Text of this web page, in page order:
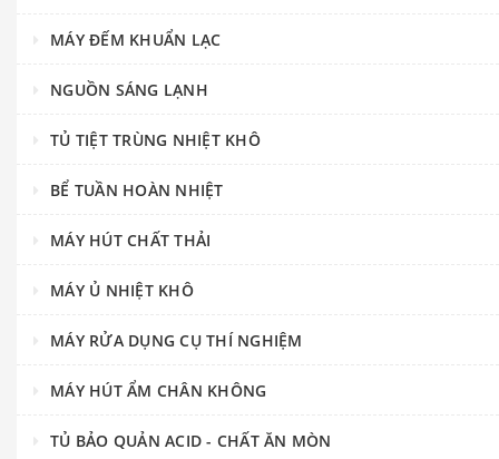
MÁY ĐẾM KHUẨN LẠC
NGUỒN SÁNG LẠNH
TỦ TIỆT TRÙNG NHIỆT KHÔ
BỂ TUẦN HOÀN NHIỆT
MÁY HÚT CHẤT THẢI
MÁY Ủ NHIỆT KHÔ
MÁY RỬA DỤNG CỤ THÍ NGHIỆM
MÁY HÚT ẨM CHÂN KHÔNG
TỦ BẢO QUẢN ACID - CHẤT ĂN MÒN